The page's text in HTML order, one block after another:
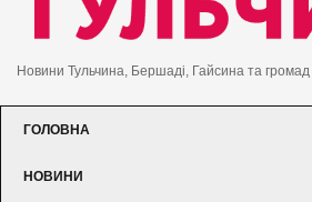
Новини Тульчина, Бершаді, Гайсина та
ГОЛОВНА
НОВИНИ